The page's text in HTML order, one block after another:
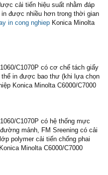
cải tiến hiệu suất nhằm đáp
được nhiều hơn trong thời gian
in cong nghiep Konica Minolta
C1070P có cơ chế tách giấy
in được bao thư (khi lựa chọn
Konica Minolta C6000/C7000
C1070P có hệ thống mực
mảnh, FM Sreening có cải
polymer cải tiến chống phai
Minolta C6000/C7000